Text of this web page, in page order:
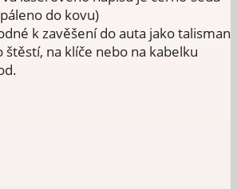
do kovu)
k zavěšení do auta jako talisman
štěstí, na klíče nebo na kabelku